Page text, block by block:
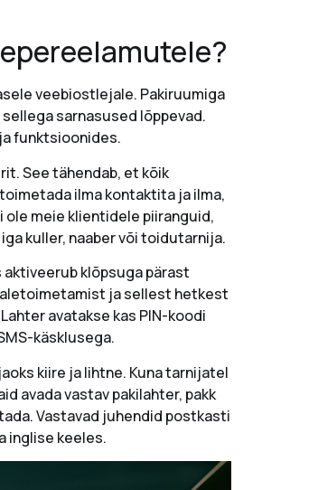
veebiostlejale. Pakiruumiga
sarnasused lõppevad.
funktsioonides.
See tähendab, et kõik
ilma kontaktita ja ilma,
meie klientidele piiranguid,
kuller, naaber või toidutarnija.
klõpsuga pärast
ja sellest hetkest
avatakse kas PIN-koodi
käsklusega.
kiire ja lihtne. Kuna tarnijatel
avada vastav pakilahter, pakk
Vastavad juhendid postkasti
inglise keeles.